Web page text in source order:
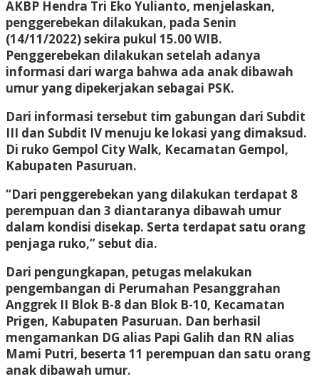
AKBP Hendra Tri Eko Yulianto, menjelaskan,
penggerebekan dilakukan, pada Senin
(14/11/2022) sekira pukul 15.00 WIB.
Penggerebekan dilakukan setelah adanya
informasi dari warga bahwa ada anak dibawah
umur yang dipekerjakan sebagai PSK.
Dari informasi tersebut tim gabungan dari Subdit
III dan Subdit IV menuju ke lokasi yang dimaksud.
Di ruko Gempol City Walk, Kecamatan Gempol,
Kabupaten Pasuruan.
“Dari penggerebekan yang dilakukan terdapat 8
perempuan dan 3 diantaranya dibawah umur
dalam kondisi disekap. Serta terdapat satu orang
penjaga ruko,” sebut dia.
Dari pengungkapan, petugas melakukan
pengembangan di Perumahan Pesanggrahan
Anggrek II Blok B-8 dan Blok B-10, Kecamatan
Prigen, Kabupaten Pasuruan. Dan berhasil
mengamankan DG alias Papi Galih dan RN alias
Mami Putri, beserta 11 perempuan dan satu orang
anak dibawah umur.